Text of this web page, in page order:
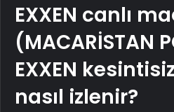
EXXEN canlı
(MACARİSTAN
EXXEN
nasıl izlenir?